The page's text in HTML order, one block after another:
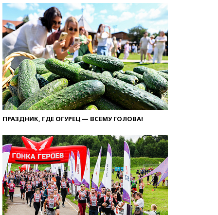
ПРАЗДНИК, ГДЕ ОГУРЕЦ — ВСЕМУ ГОЛОВА!